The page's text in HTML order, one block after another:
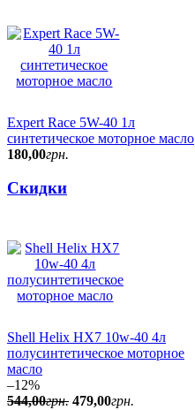
Expert Race 5W-40 1л
синтетическое моторное масло
180,00грн.
Скидки
Shell Helix HX7 10w-40 4л
полусинтетическое моторное
масло
–12%
544,00грн. 479,00грн.